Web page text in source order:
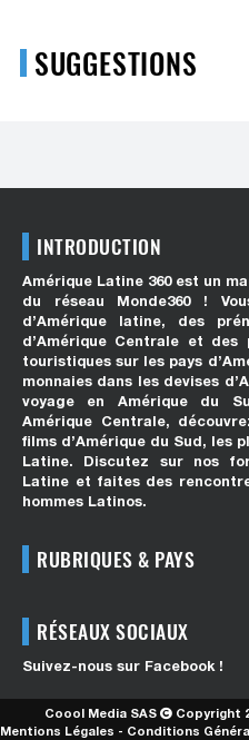
SUGGESTIONS
INTRODUCTION
Amérique Latine 360 est un
du réseau Monde360 !
d’Amérique latine, des
d’Amérique Centrale et
touristiques sur les pays
monnaies dans les devises
voyage en Amérique du
Amérique Centrale,
films d’Amérique du Sud, les
Latine. Discutez sur nos
Latine et faites des
hommes Latinos.
RUBRIQUES & PAYS
RÉSEAUX SOCIAUX
Suivez-nous sur Facebook !
Coool Media SAS
Copyright
Mentions Légales - Conditions